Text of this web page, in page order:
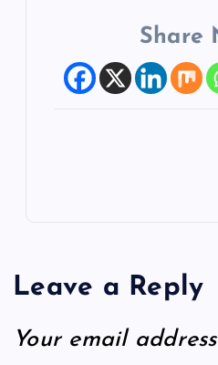
Share
Leave a Reply
Your email